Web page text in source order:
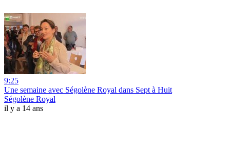
9:25
Une semaine avec Ségolène Royal dans Sept à Huit
Ségolène Royal
il y a 14 ans